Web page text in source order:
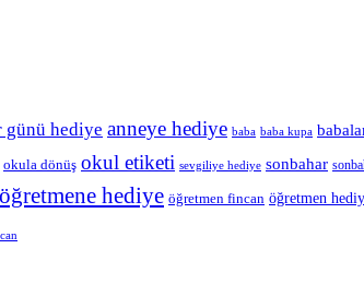
günü hediye anneye hediye baba baba kupa
okula dönüş okul etiketi sevgiliye hediye sonbahar
öğretmene hediye öğretmen fincan öğretmen